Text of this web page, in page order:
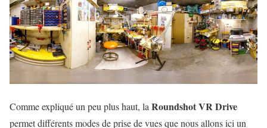
Comme expliqué un peu plus haut, laRoundshot VR Drive
permet différents modes de prise de vues que nous allons ici un